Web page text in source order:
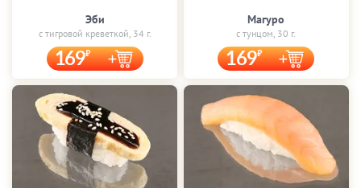
Эби
с тигровой креветкой, 34 г.
169
Магуро
с тунцом, 30 г.
169